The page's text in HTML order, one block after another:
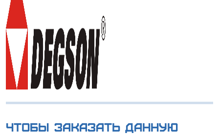
Чтобы заказать данную